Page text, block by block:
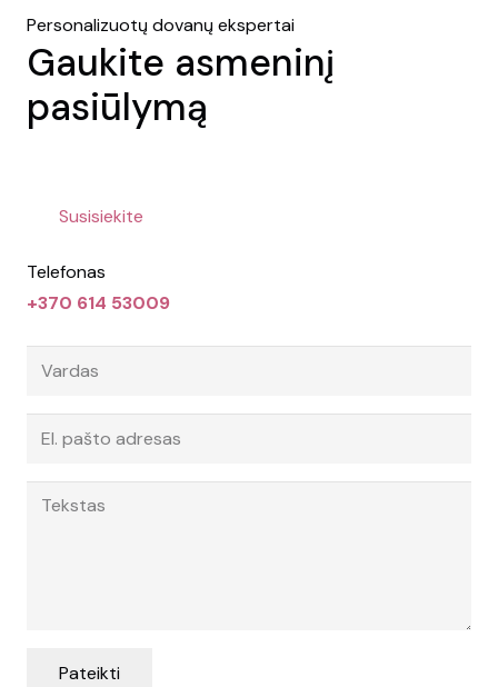
Personalizuotų dovanų ekspertai
Gaukite asmeninį
pasiūlymą
Susisiekite
Telefonas
+370 614 53009
Pateikti